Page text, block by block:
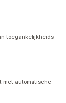
toegankelijkheids
met automatische